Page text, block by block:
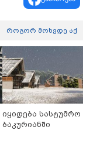
როგორ მოხვდე აქ
იყიდება სასტუმრო
ბაკურიანში